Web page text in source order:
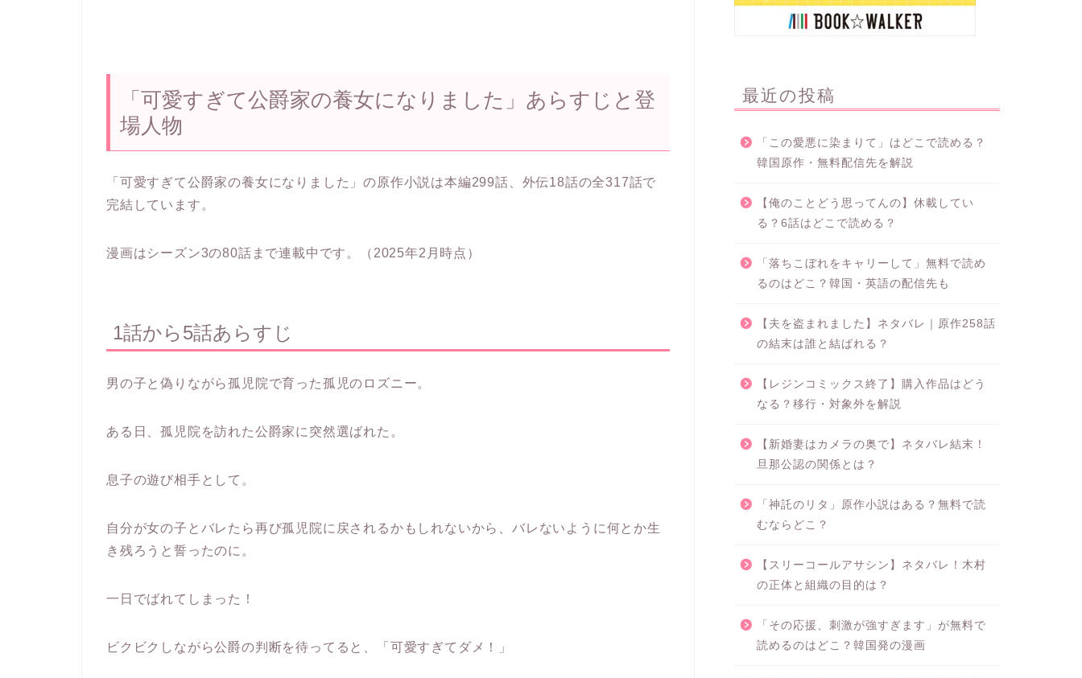
「可愛すぎて公爵家の養女になりました」あらすじと登
場人物
「可愛すぎて公爵家の養女になりました」の原作小説は本編299話、外伝18話の全317話で
完結しています。
漫画はシーズン3の80話まで連載中です。（2025年2月時点）
1話から5話あらすじ
男の子と偽りながら孤児院で育った孤児のロズニー。
ある日、孤児院を訪れた公爵家に突然選ばれた。
息子の遊び相手として。
自分が女の子とバレたら再び孤児院に戻されるかもしれないから、バレないように何とか生
き残ろうと誓ったのに。
一日でばれてしまった！
ビクビクしながら公爵の判断を待ってると、「可愛すぎてダメ！」
最近の投稿
「この愛悪に染まりて」はどこで読める？
韓国原作・無料配信先を解説
【俺のことどう思ってんの】休載してい
る？6話はどこで読める？
「落ちこぼれをキャリーして」無料で読め
るのはどこ？韓国・英語の配信先も
【夫を盗まれました】ネタバレ｜原作258話
の結末は誰と結ばれる？
【レジンコミックス終了】購入作品はどう
なる？移行・対象外を解説
【新婚妻はカメラの奥で】ネタバレ結末！
旦那公認の関係とは？
「神託のリタ」原作小説はある？無料で読
むならどこ？
【スリーコールアサシン】ネタバレ！木村
の正体と組織の目的は？
「その応援、刺激が強すぎます」が無料で
読めるのはどこ？韓国発の漫画